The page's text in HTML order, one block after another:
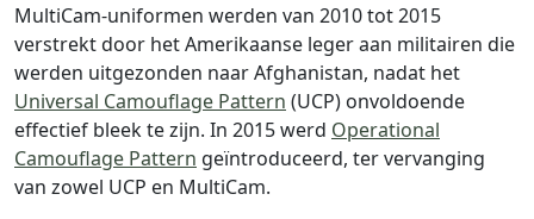
MultiCam-uniformen werden van 2010 tot 2015
verstrekt door het Amerikaanse leger aan militairen die
werden uitgezonden naar Afghanistan, nadat het
Universal Camouflage Pattern (UCP) onvoldoende
effectief bleek te zijn. In 2015 werd Operational
Camouflage Pattern geïntroduceerd, ter vervanging
van zowel UCP en MultiCam.